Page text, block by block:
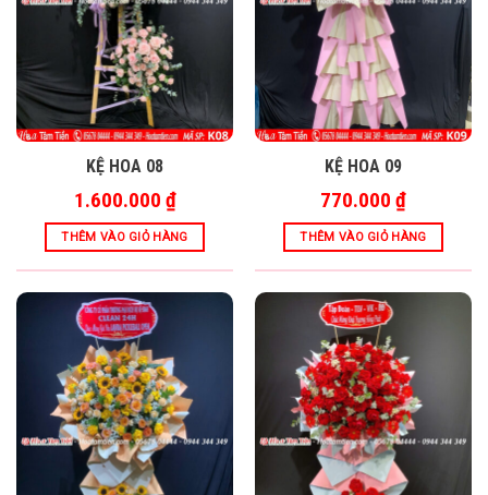
KỆ HOA 08
1.600.000 ₫
THÊM VÀO GIỎ HÀNG
KỆ HOA 09
770.000 ₫
THÊM VÀO GIỎ HÀNG